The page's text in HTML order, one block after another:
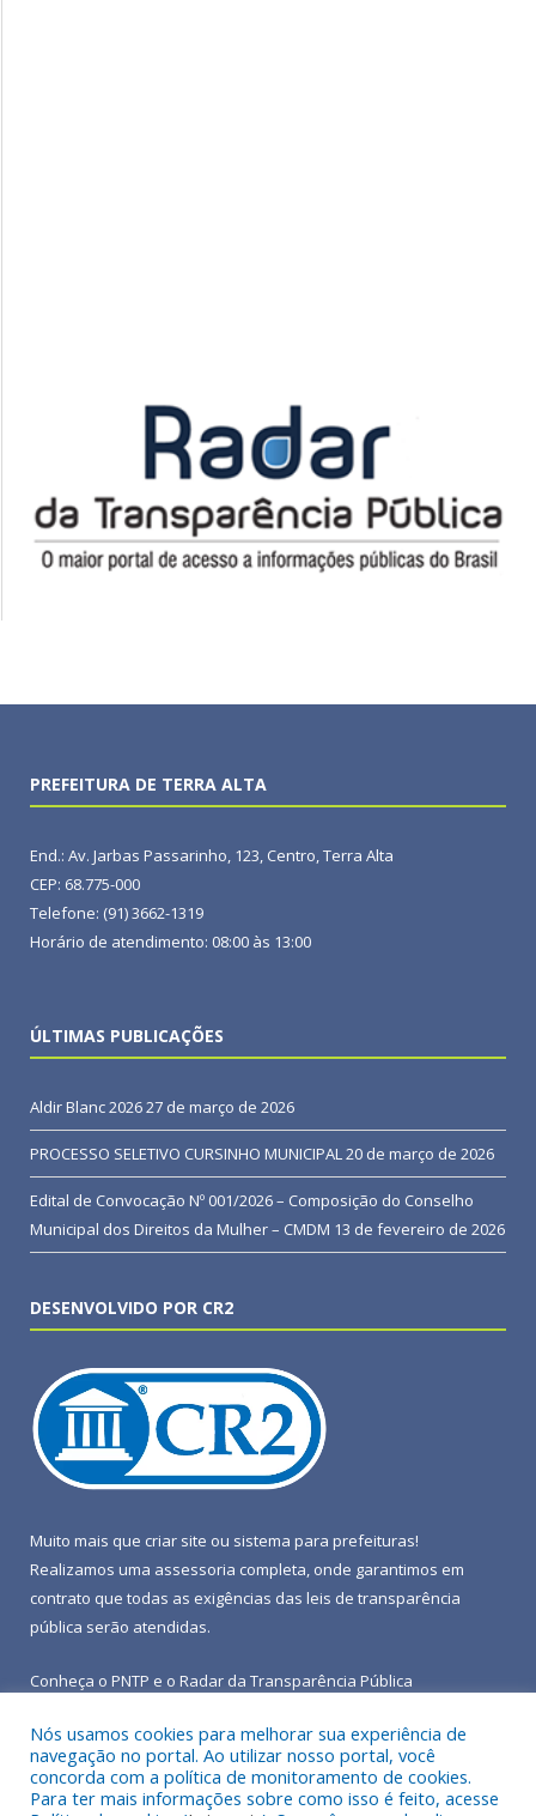
PREFEITURA DE TERRA ALTA
End.: Av. Jarbas Passarinho, 123, Centro, Terra Alta
CEP: 68.775-000
Telefone: (91) 3662-1319
Horário de atendimento: 08:00 às 13:00
ÚLTIMAS PUBLICAÇÕES
Aldir Blanc 202627 de março de 2026
PROCESSO SELETIVO CURSINHO MUNICIPAL20 de março de 2026
Edital de Convocação Nº 001/2026 – Composição do Conselho
Municipal dos Direitos da Mulher – CMDM 13 de fevereiro de 2026
DESENVOLVIDO POR CR2
Muito mais que criar site ou sistema para prefeituras!
Realizamos uma assessoria completa, onde garantimos em
contrato que todas as exigências das leis de transparência
pública serão atendidas.
Conheça o PNTP e o Radar da Transparência Pública
Todos os direitos reservados a Prefeitura Municipal de Terra
Nós usamos cookies para melhorar sua experiência de
navegação no portal. Ao utilizar nosso portal, você
concorda com a política de monitoramento de cookies.
Para ter mais informações sobre como isso é feito, acesse